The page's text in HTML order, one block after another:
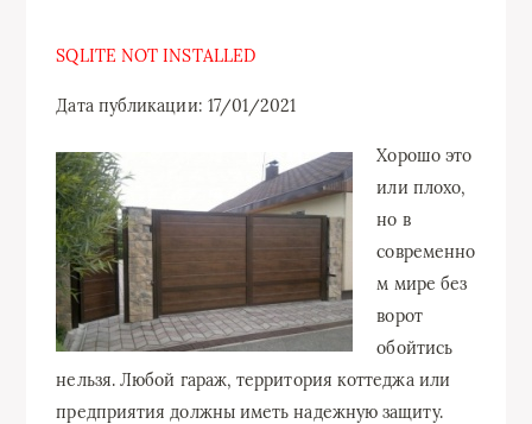
SQLITE NOT INSTALLED
Дата публикации: 17/01/2021
Хорошо это
или плохо,
но в
современно
м мире без
ворот
обойтись
нельзя. Любой гараж, территория коттеджа или
предприятия должны иметь надежную защиту.